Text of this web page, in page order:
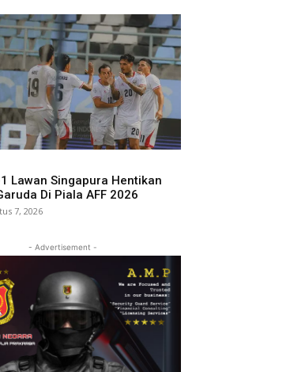
Lawan Singapura Hentikan
Di Piala AFF 2026
7, 2026
- Advertisement -